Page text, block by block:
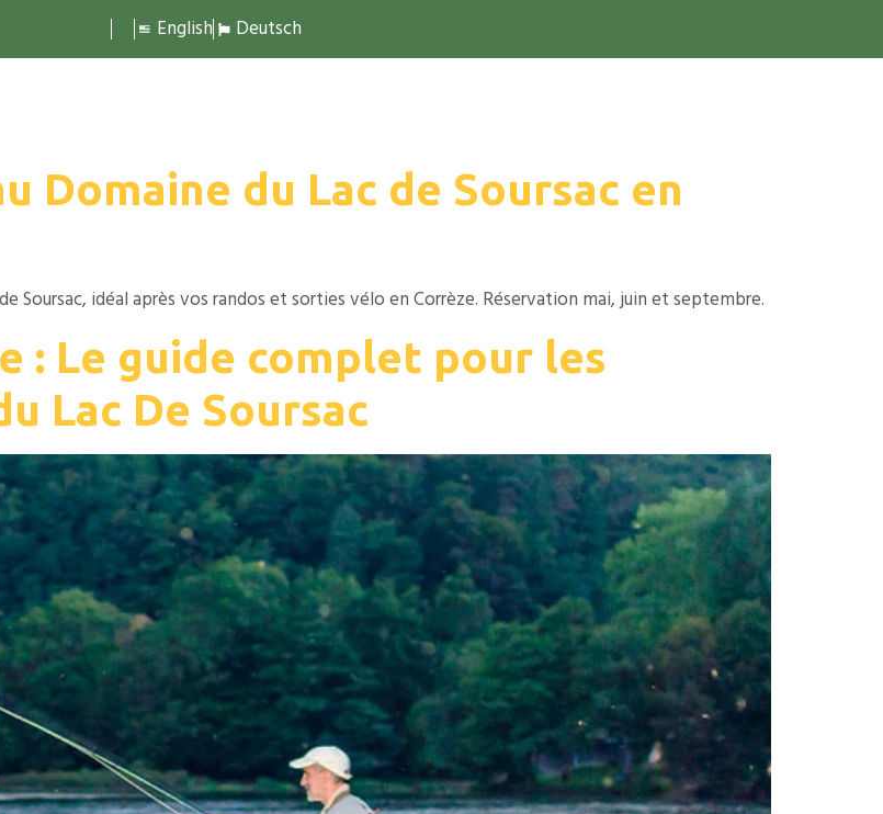
English Deutsch
Domaine du Lac de Soursac en
Soursac, idéal après vos randos et sorties vélo en Corrèze. Réservation mai, juin et septembre.
: Le guide complet pour les
Lac De Soursac